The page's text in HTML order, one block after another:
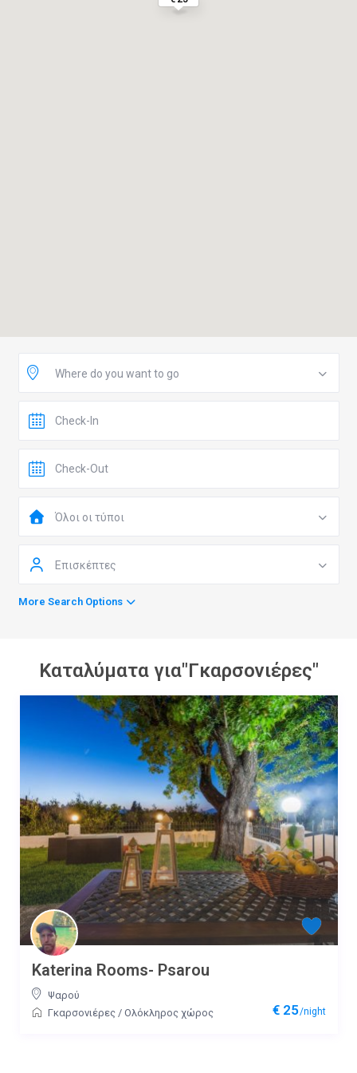
Where do you want to go
Όλοι οι τύποι
Επισκέπτες
More Search Options
Καταλύματα για"Γκαρσονιέρες"
€ 25/night
Katerina Rooms- Psarou
Ψαρού
Γκαρσονιέρες / Ολόκληρος χώρος